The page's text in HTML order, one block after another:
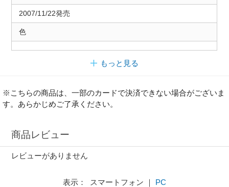
2007/11/22発売
色
もっと見る
※こちらの商品は、一部のカードで決済できない場合がございま
す。あらかじめご了承ください。
商品レビュー
レビューがありません
表示： スマートフォン ｜ PC